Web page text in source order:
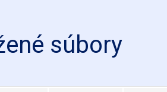
súbory